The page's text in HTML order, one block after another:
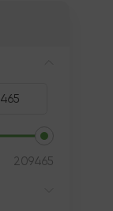
209465